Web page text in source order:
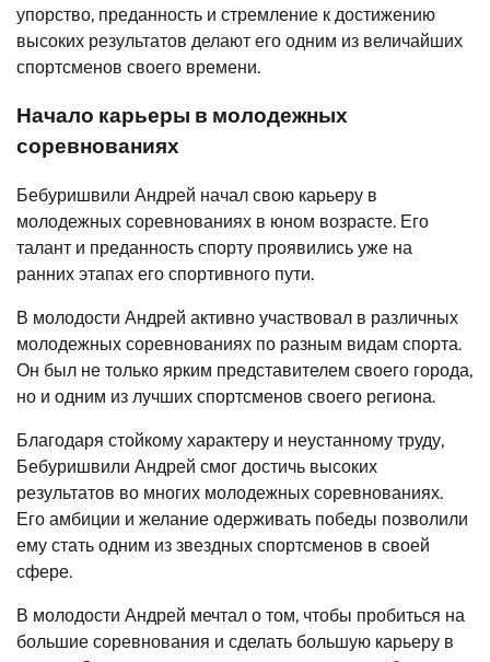
упорство, преданность и стремление к достижению
высоких результатов делают его одним из величайших
спортсменов своего времени.
Начало карьеры в молодежных
соревнованиях
Бебуришвили Андрей начал свою карьеру в
молодежных соревнованиях в юном возрасте. Его
талант и преданность спорту проявились уже на
ранних этапах его спортивного пути.
В молодости Андрей активно участвовал в различных
молодежных соревнованиях по разным видам спорта.
Он был не только ярким представителем своего города,
но и одним из лучших спортсменов своего региона.
Благодаря стойкому характеру и неустанному труду,
Бебуришвили Андрей смог достичь высоких
результатов во многих молодежных соревнованиях.
Его амбиции и желание одерживать победы позволили
ему стать одним из звездных спортсменов в своей
сфере.
В молодости Андрей мечтал о том, чтобы пробиться на
большие соревнования и сделать большую карьеру в